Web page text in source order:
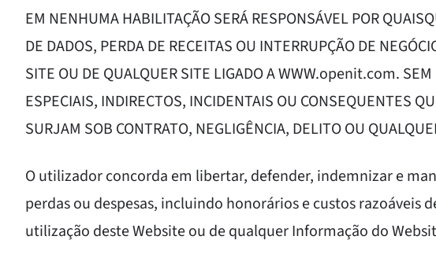
EM NENHUMA HABILITAÇÃO SERÁ RESPONSÁVEL POR
DE DADOS, PERDA DE RECEITAS OU INTERRUPÇÃO DE
SITE OU DE QUALQUER SITE LIGADO A WWW.openit.com.
ESPECIAIS, INDIRECTOS, INCIDENTAIS OU CONSEQUENTES
SURJAM SOB CONTRATO, NEGLIGÊNCIA, DELITO OU
O utilizador concorda em libertar, defender, indemnizar e
perdas ou despesas, incluindo honorários e custos razoáveis
utilização deste Website ou de qualquer Informação do